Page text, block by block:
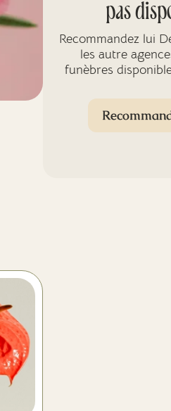
pas
Recommandez lui
les autre
funèbres